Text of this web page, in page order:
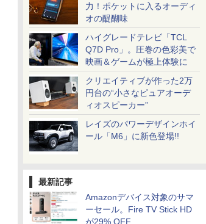
力！ポケットに入るオーディ
オの醍醐味
ハイグレードテレビ「TCL
Q7D Pro」。圧巻の色彩美で
映画＆ゲームが極上体験に
クリエイティブが作った2万
円台の“小さなピュアオーデ
ィオスピーカー”
レイズのパワーデザインホイ
ール「M6」に新色登場!!
最新記事
Amazonデバイス対象のサマ
ーセール。Fire TV Stick HD
が29% OFF